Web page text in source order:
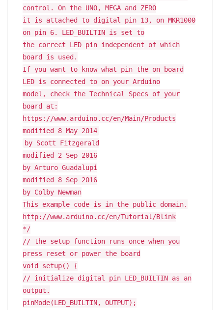
control. On the UNO, MEGA and ZERO
it is attached to digital pin 13, on MKR1000
on pin 6. LED_BUILTIN is set to
the correct LED pin independent of which
board is used.
If you want to know what pin the on-board
LED is connected to on your Arduino
model, check the Technical Specs of your
board at:
https://www.arduino.cc/en/Main/Products
modified 8 May 2014
by Scott Fitzgerald
modified 2 Sep 2016
by Arturo Guadalupi
modified 8 Sep 2016
by Colby Newman
This example code is in the public domain.
http://www.arduino.cc/en/Tutorial/Blink
*/
// the setup function runs once when you
press reset or power the board
void setup() {
// initialize digital pin LED_BUILTIN as an
output.
pinMode(LED_BUILTIN, OUTPUT);